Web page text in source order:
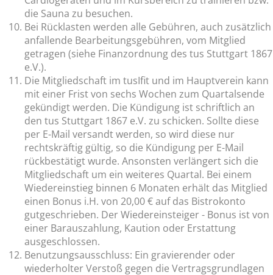
die Sauna zu besuchen.
Bei Rücklasten werden alle Gebühren, auch zusätzlich
anfallende Bearbeitungsgebühren, vom Mitglied
getragen (siehe Finanzordnung des tus Stuttgart 1867
e.V.).
Die Mitgliedschaft im tusIfit und im Hauptverein kann
mit einer Frist von sechs Wochen zum Quartalsende
gekündigt werden. Die Kündigung ist schriftlich an
den tus Stuttgart 1867 e.V. zu schicken. Sollte diese
per E-Mail versandt werden, so wird diese nur
rechtskräftig gültig, so die Kündigung per E-Mail
rückbestätigt wurde. Ansonsten verlängert sich die
Mitgliedschaft um ein weiteres Quartal. Bei einem
Wiedereinstieg binnen 6 Monaten erhält das Mitglied
einen Bonus i.H. von 20,00 € auf das Bistrokonto
gutgeschrieben. Der Wiedereinsteiger - Bonus ist von
einer Barauszahlung, Kaution oder Erstattung
ausgeschlossen.
Benutzungsausschluss: Ein gravierender oder
wiederholter Verstoß gegen die Vertragsgrundlagen